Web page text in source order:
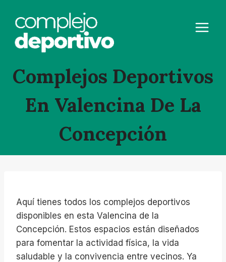
contenido
Complejos Deportivos
En Valencina De La
Concepción
Aquí tienes todos los complejos deportivos
disponibles en esta Valencina de la
Concepción. Estos espacios están diseñados
para fomentar la actividad física, la vida
saludable y la convivencia entre vecinos. Ya